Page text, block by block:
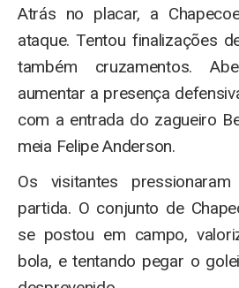
Atrás no placar, a
ataque. Tentou finalizações
também cruzamentos.
aumentar a presença
com a entrada do zagueiro
meia Felipe Anderson.
Os visitantes
partida. O conjunto de
se postou em campo,
bola, e tentando pegar o